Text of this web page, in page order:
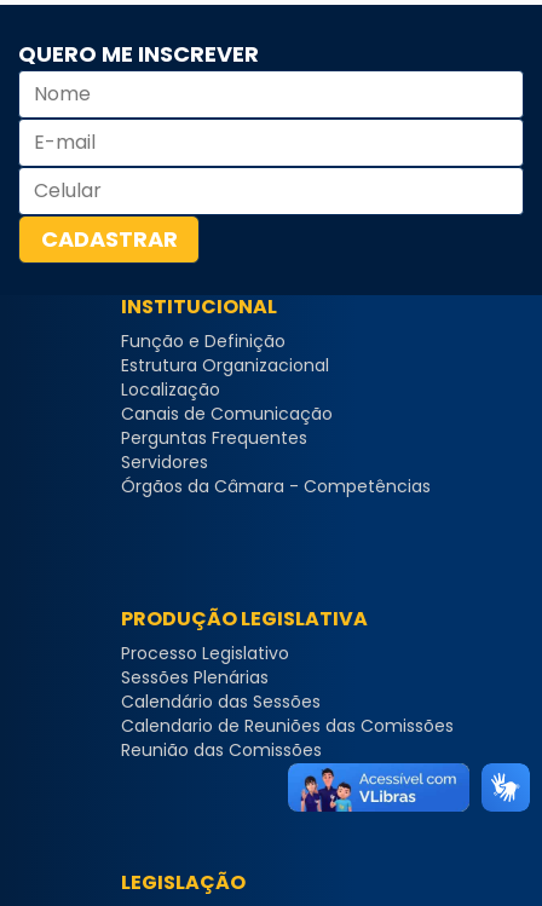
QUERO ME INSCREVER
INSTITUCIONAL
Função e Definição
Estrutura Organizacional
Localização
Canais de Comunicação
Perguntas Frequentes
Servidores
Órgãos da Câmara - Competências
PRODUÇÃO LEGISLATIVA
Processo Legislativo
Sessões Plenárias
Calendário das Sessões
Calendario de Reuniões das Comissões
Reunião das Comissões
LEGISLAÇÃO